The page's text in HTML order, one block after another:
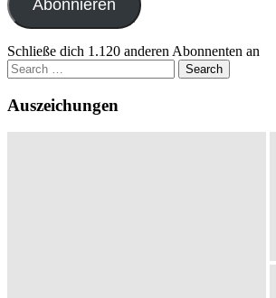
Abonnieren
Schließe dich 1.120 anderen Abonnenten an
Search
for:
Auszeichungen